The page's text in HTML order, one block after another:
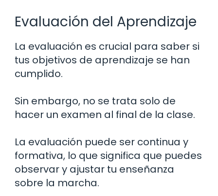
Evaluación del Aprendizaje
La evaluación es crucial para saber si
tus objetivos de aprendizaje se han
cumplido.
Sin embargo, no se trata solo de
hacer un examen al final de la clase.
La evaluación puede ser continua y
formativa, lo que significa que puedes
observar y ajustar tu enseñanza
sobre la marcha.